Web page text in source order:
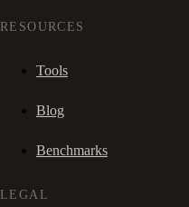
RESOURCES
Tools
Blog
Benchmarks
LEGAL